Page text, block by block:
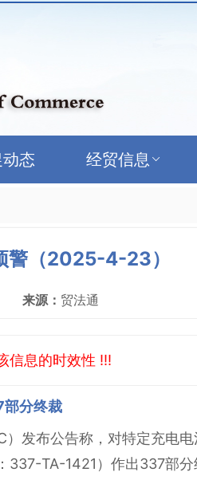
态 经贸信息
警（2025-4-23）
来源： 贸法通
信息的时效性 !!!
分终裁
发布公告称，对特定充电
TA-1421）作出337部分